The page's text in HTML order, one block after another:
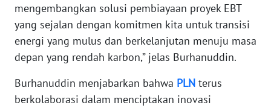
mengembangkan solusi pembiayaan proyek EBT
yang sejalan dengan komitmen kita untuk transisi
energi yang mulus dan berkelanjutan menuju masa
depan yang rendah karbon,” jelas Burhanuddin.
Burhanuddin menjabarkan bahwa PLN terus
berkolaborasi dalam menciptakan inovasi
WN
PAPUA
WN
PAPUA
BARAT